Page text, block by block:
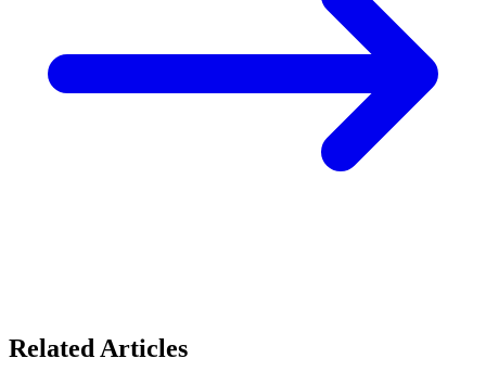
Related Articles